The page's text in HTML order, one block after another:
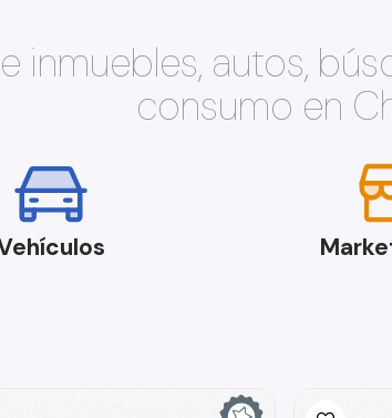
inmuebles, autos,
consumo en